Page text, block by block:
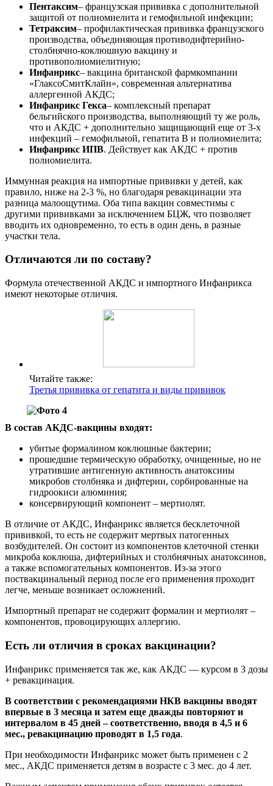
Пентаксим– французская прививка с дополнительной
защитой от полиомиелита и гемофильной инфекции;
Тетраксим– профилактическая прививка французского
производства, объединяющая противодифтерийно-
столбнячно-коклюшную вакцину и
противополиомиелитную;
Инфанрикс– вакцина британской фармкомпании
«ГлаксоСмитКлайн», современная альтернатива
аллергенной АКДС;
Инфанрикс Гекса– комплексный препарат
бельгийского производства, выполняющий ту же роль,
что и АКДС + дополнительно защищающий еще от 3-х
инфекций – гемофильной, гепатита B и полиомиелита;
Инфанрикс ИПВ. Действует как АКДС + против
полиомиелита.
Иммунная реакция на импортные прививки у детей, как
правило, ниже на 2-3 %, но благодаря ревакцинации эта
разница малоощутима. Оба типа вакцин совместимы с
другими прививками за исключением БЦЖ, что позволяет
вводить их одновременно, то есть в один день, в разные
участки тела.
Отличаются ли по составу?
Формула отечественной АКДС и импортного Инфанрикса
имеют некоторые отличия.
Читайте также:
Третья прививка от гепатита и виды прививок
В состав АКДС-вакцины входят:
убитые формалином коклюшные бактерии;
прошедшие термическую обработку, очищенные, но не
утратившие антигенную активность анатоксины
микробов столбняка и дифтерии, сорбированные на
гидроокиси алюминия;
консервирующий компонент – мертиолят.
В отличие от АКДС, Инфанрикс является бесклеточной
прививкой, то есть не содержит мертвых патогенных
возбудителей. Он состоит из компонентов клеточной стенки
микроба коклюша, дифтерийных и столбнячных анатоксинов,
а также вспомогательных компонентов. Из-за этого
поствакцинальный период после его применения проходит
легче, меньше возникает осложнений.
Импортный препарат не содержит формалин и мертиолят –
компонентов, провоцирующих аллергию.
Есть ли отличия в сроках вакцинации?
Инфанрикс применяется так же, как АКДС — курсом в 3 дозы
+ ревакцинация.
В соответствии с рекомендациями НКВ вакцины вводят
впервые в 3 месяца и затем еще дважды повторяют и
интервалом в 45 дней – соответственно, вводя в 4,5 и 6
мес., ревакцинацию проводят в 1,5 года.
При необходимости Инфанрикс может быть применен с 2
мес., АКДС применяется детям в возрасте с 3 мес. до 4 лет.